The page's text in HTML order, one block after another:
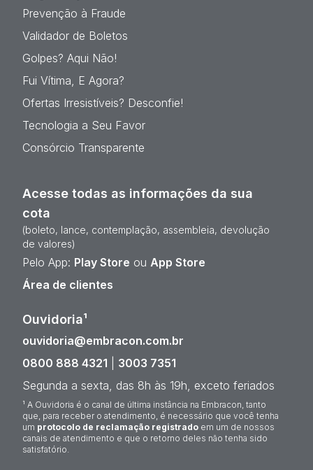
Prevenção à Fraude
Validador de Boletos
Golpes? Aqui Não!
Fui Vítima, E Agora?
Ofertas Irresistíveis? Desconfie!
Tecnologia a Seu Favor
Consórcio Transparente
Acesse todas as informações da sua
cota
(boleto, lance, contemplação, assembleia, devolução
de valores)
Pelo App: Play Store ou App Store
Área de clientes
Ouvidoria¹
ouvidoria@embracon.com.br
0800 888 4321
3003 7351
Segunda a sexta, das 8h às 19h, exceto feriados
¹ A Ouvidoria é o canal de última instância na Embracon, tanto
que, para receber o atendimento, é necessário que você tenha
um protocolo de reclamação registrado em um de nossos
canais de atendimento e que o retorno deles não tenha sido
satisfatório.